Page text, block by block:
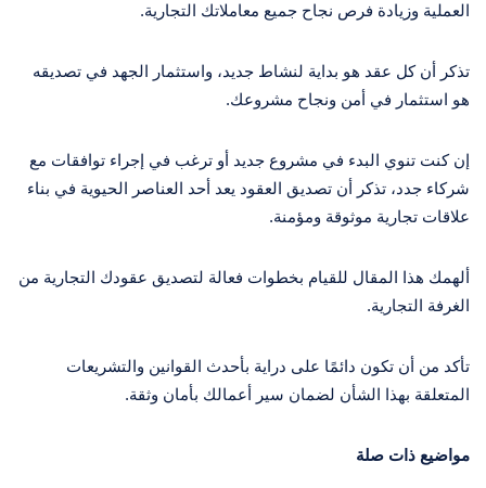
العملية وزيادة فرص نجاح جميع معاملاتك التجارية.
تذكر أن كل عقد هو بداية لنشاط جديد، واستثمار الجهد في تصديقه
هو استثمار في أمن ونجاح مشروعك.
إن كنت تنوي البدء في مشروع جديد أو ترغب في إجراء توافقات مع
شركاء جدد، تذكر أن تصديق العقود يعد أحد العناصر الحيوية في بناء
علاقات تجارية موثوقة ومؤمنة.
ألهمك هذا المقال للقيام بخطوات فعالة لتصديق عقودك التجارية من
الغرفة التجارية.
تأكد من أن تكون دائمًا على دراية بأحدث القوانين والتشريعات
المتعلقة بهذا الشأن لضمان سير أعمالك بأمان وثقة.
مواضيع ذات صلة